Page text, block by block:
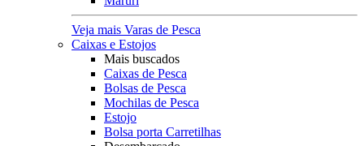
Veja mais Varas de Pesca
Caixas e Estojos
Mais buscados
Caixas de Pesca
Bolsas de Pesca
Mochilas de Pesca
Estojo
Bolsa porta Carretilhas